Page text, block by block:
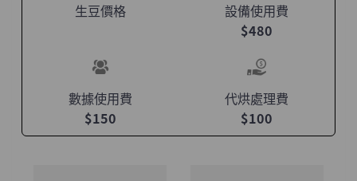
生豆價格
設備使用費
$480
數據使用費
$150
代烘處理費
$100